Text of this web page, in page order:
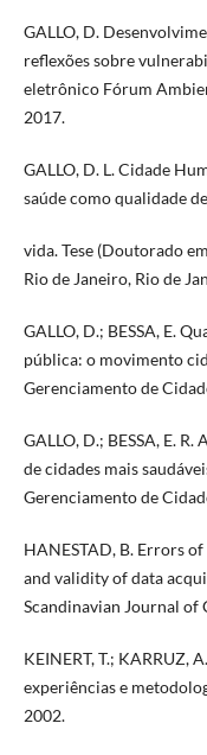
GALLO, D.
reflexões sobre
eletrônico Fórum
2017.
GALLO, D. L. Cidade
saúde como qualidade de
vida. Tese (Doutorado
Rio de Janeiro, Rio de
GALLO, D.; BESSA, E.
pública: o movimento
Gerenciamento de
GALLO, D.; BESSA, E.
de cidades mais
Gerenciamento de
HANESTAD, B. Errors
and validity of data
Scandinavian Journal of
KEINERT, T.; KARRUZ,
experiências e
2002.